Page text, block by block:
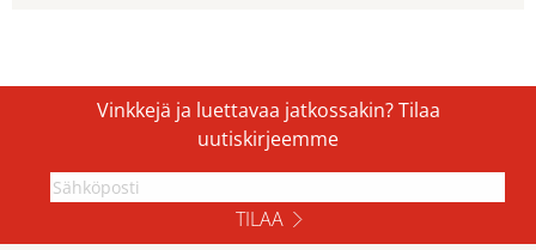
Vinkkejä ja luettavaa jatkossakin? Tilaa
uutiskirjeemme
TILAA